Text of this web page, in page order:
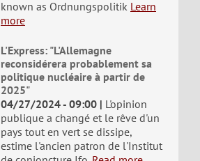
known as Ordnungspolitik Learn
more
L'Express: "L'Allemagne
reconsidérera probablement sa
politique nucléaire à partir de
2025"
04/27/2024 - 09:00
L'opinion
publique a changé et le rêve d'un
pays tout en vert se dissipe,
estime l'ancien patron de l'Institut